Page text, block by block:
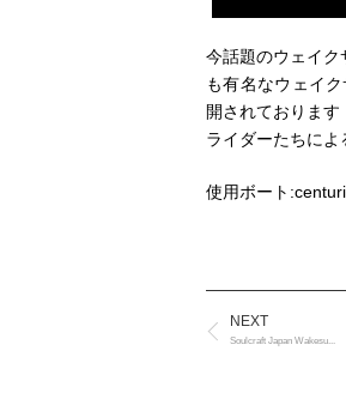
今話題のウェイク
も有名なウェイ
開されております
ライダーたちによ
使用ボート
NEXT
Soulcraft Japan Wakesu...